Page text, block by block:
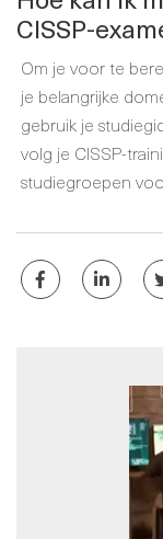
CISSP-
Om je voor te
je belangrijke
gebruik je
volg je CISSP-
studiegroepen